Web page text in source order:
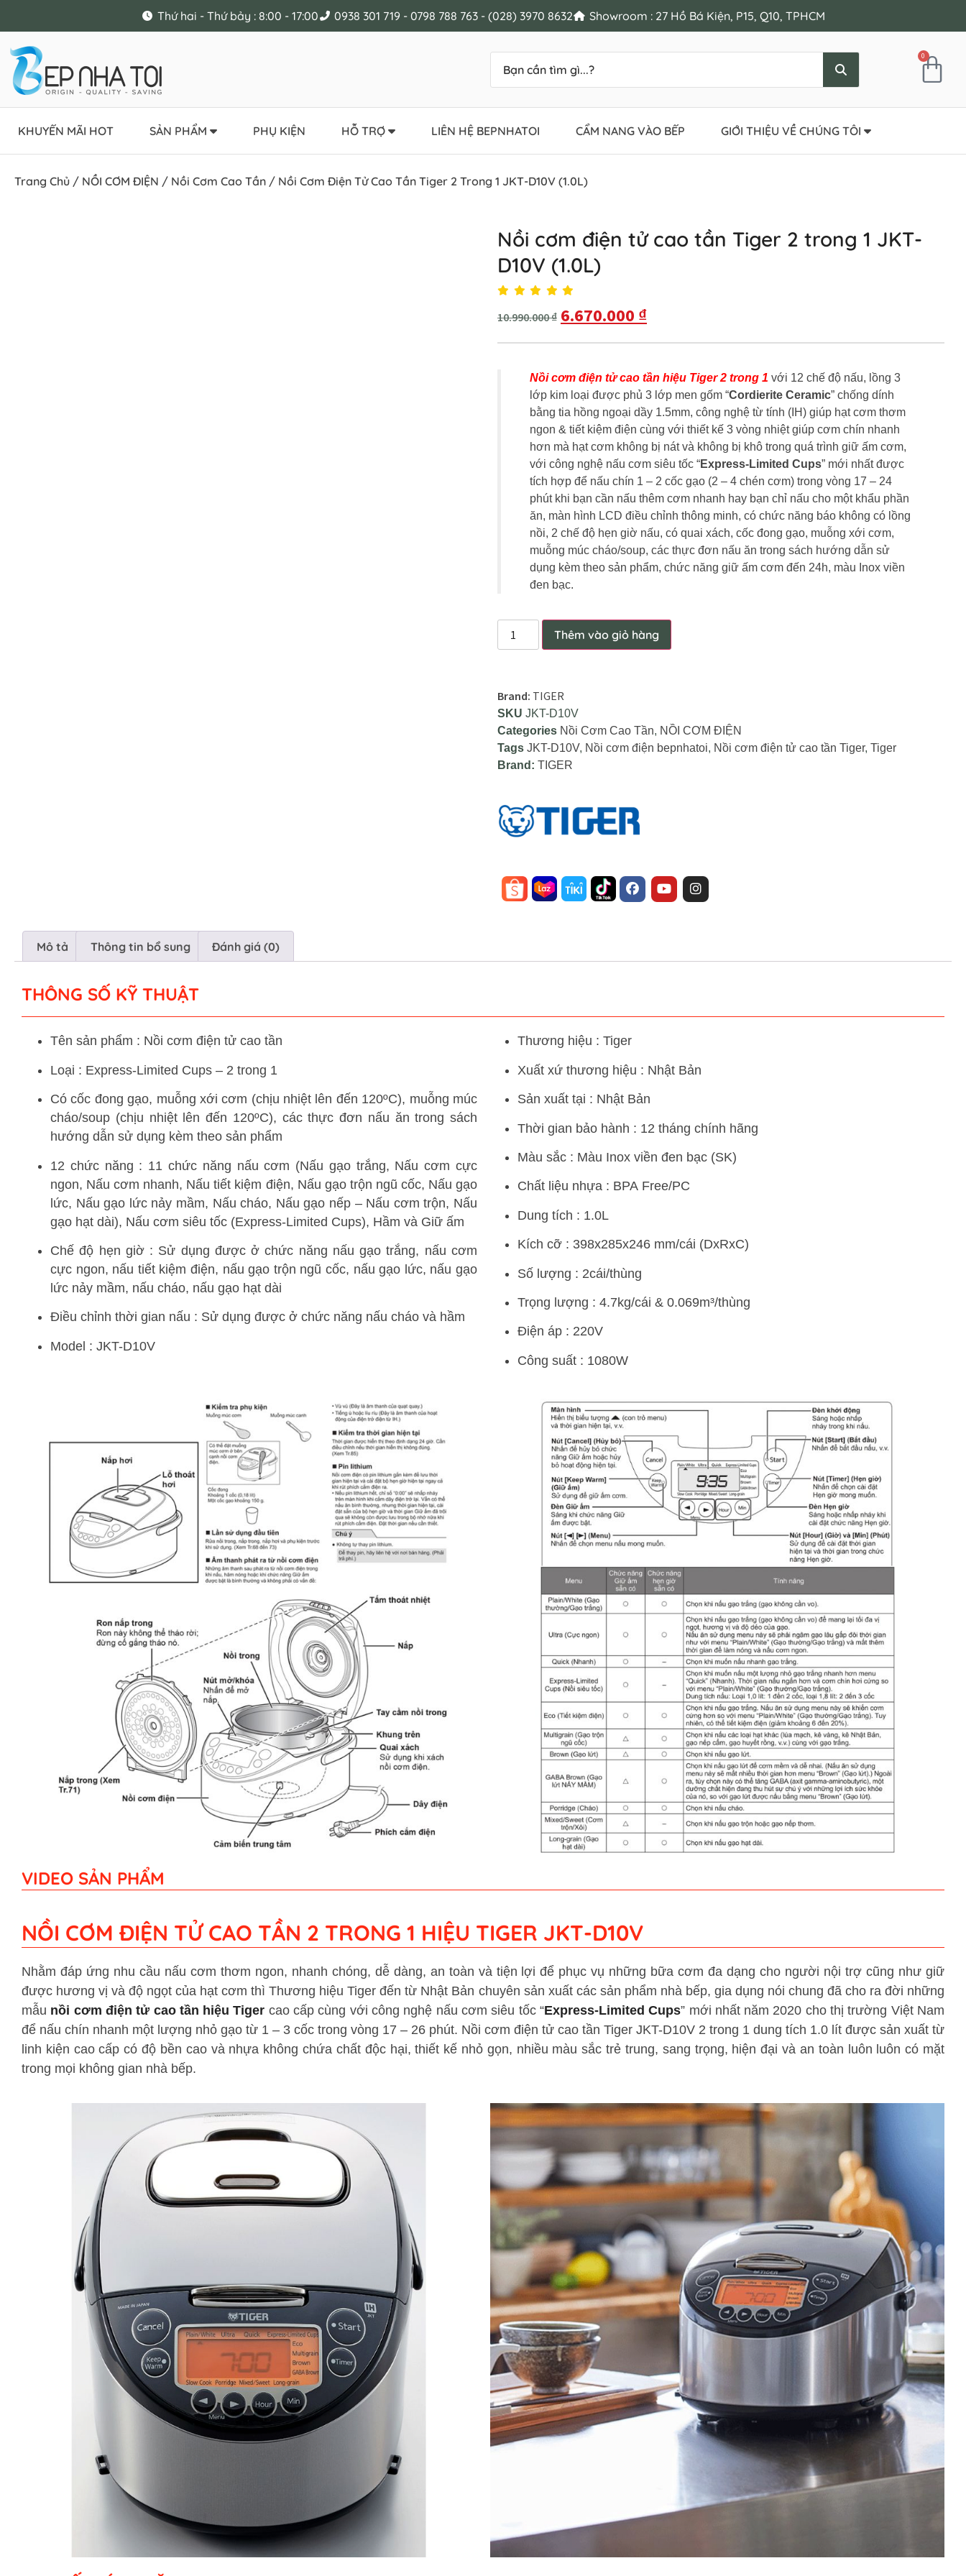
Thứ hai - Thứ bảy : 8:00 - 17:00 0938 301 719 - 0798 788 763 - (028) 3970 8632 Showroom : 27 Hồ Bá Kiện, P15, Q10, TPHCM
0
KHUYẾN MÃI HOT SẢN PHẨM PHỤ KIỆN HỖ TRỢ LIÊN HỆ BEPNHATOI CẨM NANG VÀO BẾP GIỚI THIỆU VỀ CHÚNG TÔI
Trang Chủ / NỒI CƠM ĐIỆN / Nồi Cơm Cao Tần / Nồi Cơm Điện Tử Cao Tần Tiger 2 Trong 1 JKT-D10V (1.0L)
Nồi cơm điện tử cao tần Tiger 2 trong 1 JKT-
D10V (1.0L)
10.990.000₫ 6.670.000 ₫
Nồi cơm điện tử cao tần hiệu Tiger 2 trong 1 với 12 chế độ nấu, lồng 3
lớp kim loại được phủ 3 lớp men gốm “Cordierite Ceramic” chống dính
bằng tia hồng ngoại dầy 1.5mm, công nghệ từ tính (IH) giúp hạt cơm thơm
ngon & tiết kiệm điện cùng với thiết kế 3 vòng nhiệt giúp cơm chín nhanh
hơn mà hạt cơm không bị nát và không bị khô trong quá trình giữ ấm cơm,
với công nghệ nấu cơm siêu tốc “Express-Limited Cups” mới nhất được
tích hợp để nấu chín 1 – 2 cốc gạo (2 – 4 chén cơm) trong vòng 17 – 24
phút khi bạn cần nấu thêm cơm nhanh hay bạn chỉ nấu cho một khẩu phần
ăn, màn hình LCD điều chỉnh thông minh, có chức năng báo không có lồng
nồi, 2 chế độ hẹn giờ nấu, có quai xách, cốc đong gạo, muỗng xới cơm,
muỗng múc cháo/soup, các thực đơn nấu ăn trong sách hướng dẫn sử
dụng kèm theo sản phẩm, chức năng giữ ấm cơm đến 24h, màu Inox viền
đen bạc.
Thêm vào giỏ hàng
Brand: TIGER
SKU JKT-D10V
Categories Nồi Cơm Cao Tần, NỒI CƠM ĐIỆN
Tags JKT-D10V, Nồi cơm điện bepnhatoi, Nồi cơm điện tử cao tần Tiger, Tiger
Brand: TIGER
Mô tả Thông tin bổ sung Đánh giá (0)
THÔNG SỐ KỸ THUẬT
Tên sản phẩm : Nồi cơm điện tử cao tần
Loại : Express-Limited Cups – 2 trong 1
Có cốc đong gạo, muỗng xới cơm (chịu nhiệt lên đến 120ºC), muỗng múc
cháo/soup (chịu nhiệt lên đến 120ºC), các thực đơn nấu ăn trong sách
hướng dẫn sử dụng kèm theo sản phẩm
12 chức năng : 11 chức năng nấu cơm (Nấu gạo trắng, Nấu cơm cực
ngon, Nấu cơm nhanh, Nấu tiết kiệm điện, Nấu gạo trộn ngũ cốc, Nấu gạo
lức, Nấu gạo lức nảy mầm, Nấu cháo, Nấu gạo nếp – Nấu cơm trộn, Nấu
gạo hạt dài), Nấu cơm siêu tốc (Express-Limited Cups), Hầm và Giữ ấm
Chế độ hẹn giờ : Sử dụng được ở chức năng nấu gạo trắng, nấu cơm
cực ngon, nấu tiết kiệm điện, nấu gạo trộn ngũ cốc, nấu gạo lức, nấu gạo
lức nảy mầm, nấu cháo, nấu gạo hạt dài
Điều chỉnh thời gian nấu : Sử dụng được ở chức năng nấu cháo và hầm
Model : JKT-D10V
Thương hiệu : Tiger
Xuất xứ thương hiệu : Nhật Bản
Sản xuất tại : Nhật Bản
Thời gian bảo hành : 12 tháng chính hãng
Màu sắc : Màu Inox viền đen bạc (SK)
Chất liệu nhựa : BPA Free/PC
Dung tích : 1.0L
Kích cỡ : 398x285x246 mm/cái (DxRxC)
Số lượng : 2cái/thùng
Trọng lượng : 4.7kg/cái & 0.069m³/thùng
Điện áp : 220V
Công suất : 1080W
VIDEO SẢN PHẨM
NỒI CƠM ĐIỆN TỬ CAO TẦN 2 TRONG 1 HIỆU TIGER JKT-D10V
Nhằm đáp ứng nhu cầu nấu cơm thơm ngon, nhanh chóng, dễ dàng, an toàn và tiện lợi để phục vụ những bữa cơm đa dạng cho người nội trợ cũng như giữ
được hương vị và độ ngọt của hạt cơm thì Thương hiệu Tiger đến từ Nhật Bản chuyên sản xuất các sản phẩm nhà bếp, gia dụng nói chung đã cho ra đời những
mẫu nồi cơm điện tử cao tần hiệu Tiger cao cấp cùng với công nghệ nấu cơm siêu tốc “Express-Limited Cups” mới nhất năm 2020 cho thị trường Việt Nam
để nấu chín nhanh một lượng nhỏ gạo từ 1 – 3 cốc trong vòng 17 – 26 phút. Nồi cơm điện tử cao tần Tiger JKT-D10V 2 trong 1 dung tích 1.0 lít được sản xuất từ
linh kiện cao cấp có độ bền cao và nhựa không chứa chất độc hại, thiết kế nhỏ gọn, nhiều màu sắc trẻ trung, sang trọng, hiện đại và an toàn luôn luôn có mặt
trong mọi không gian nhà bếp.